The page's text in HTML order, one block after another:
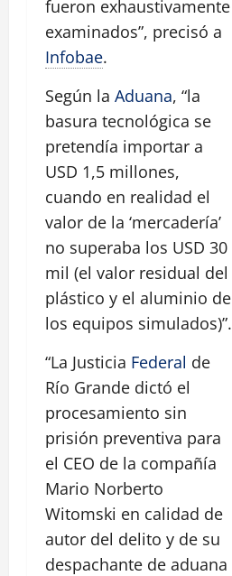
fueron exhaustivamente
examinados”, precisó a
Infobae.
Según la Aduana, “la
basura tecnológica se
pretendía importar a
USD 1,5 millones,
cuando en realidad el
valor de la ‘mercadería’
no superaba los USD 30
mil (el valor residual del
plástico y el aluminio de
los equipos simulados)”.
“La Justicia Federal de
Río Grande dictó el
procesamiento sin
prisión preventiva para
el CEO de la compañía
Mario Norberto
Witomski en calidad de
autor del delito y de su
despachante de aduana